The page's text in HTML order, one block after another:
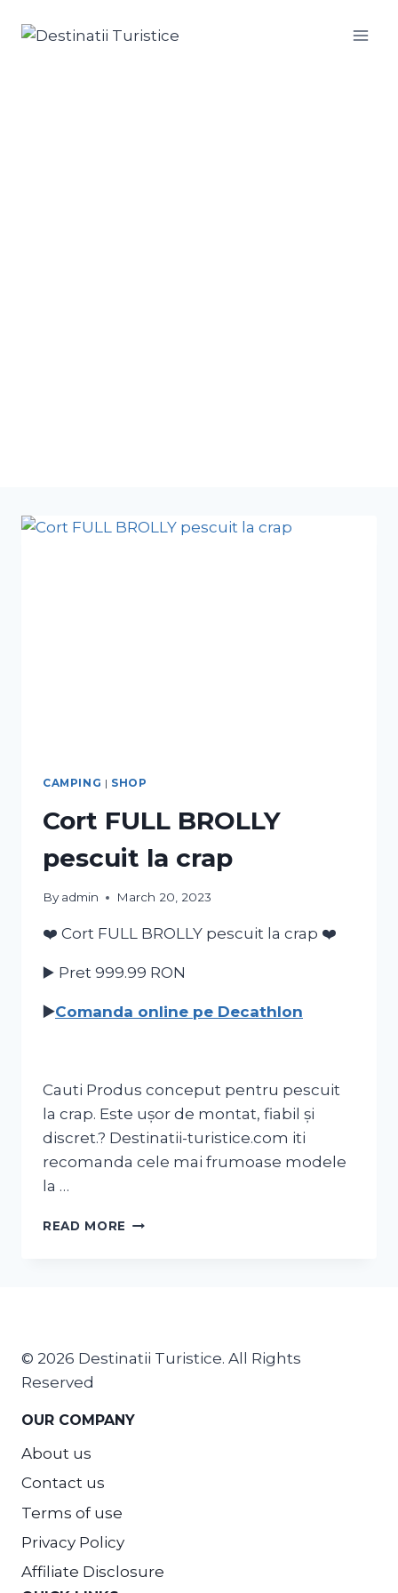
CAMPING | SHOP
Cort FULL BROLLY
pescuit la crap
By admin March 20, 2023
❤️ Cort FULL BROLLY pescuit la crap ❤️
▶️ Pret 999.99 RON
▶️Comanda online pe Decathlon
Cauti Produs conceput pentru pescuit
la crap. Este ușor de montat, fiabil și
discret.? Destinatii-turistice.com iti
recomanda cele mai frumoase modele
la …
READ MORE
© 2026 Destinatii Turistice. All Rights
Reserved
OUR COMPANY
About us
Contact us
Terms of use
Privacy Policy
Affiliate Disclosure